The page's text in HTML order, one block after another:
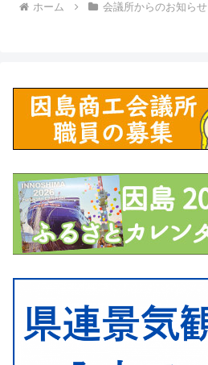
ホーム 会議所からのお知らせ